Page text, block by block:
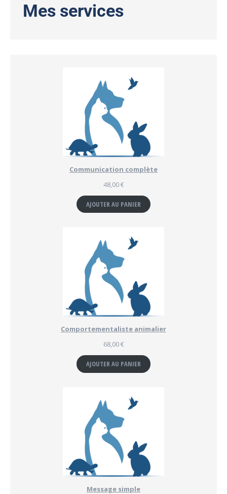
Mes services
Communication complète
48,00€
AJOUTER AU PANIER
Comportementaliste animalier
68,00€
AJOUTER AU PANIER
Message simple